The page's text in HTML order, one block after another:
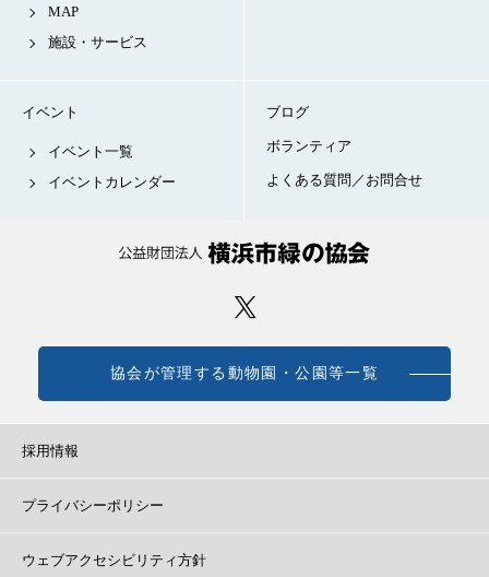
MAP
施設・サービス
イベント
イベント一覧
イベントカレンダー
ブログ
ボランティア
よくある質問／お問合せ
協会が管理する動物園・公園等一覧
採用情報
プライバシーポリシー
ウェブアクセシビリティ方針